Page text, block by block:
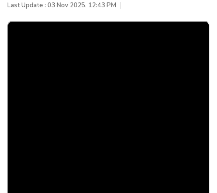
Last Update : 03 Nov 2025, 12:43 PM